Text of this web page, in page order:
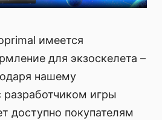
имеется
для экзоскелета –
нашему
разработчиком игры
доступно покупателям